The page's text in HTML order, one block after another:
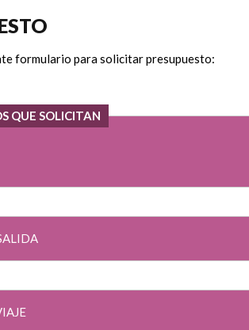
formulario para solicitar presupuesto:
QUE SOLICITAN